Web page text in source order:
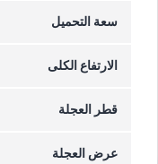
سعة التحميل
الارتفاع الکلی
قطر العجلة
عرض العجلة